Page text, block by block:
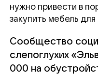
нужно привести в
закупить мебель
Сообщество
слепоглухих
000 на